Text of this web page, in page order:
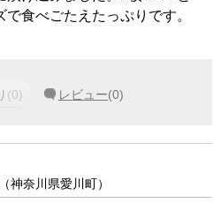
食べごたえたっぷりです。
(0) レビュー(0)
神奈川県愛川町）